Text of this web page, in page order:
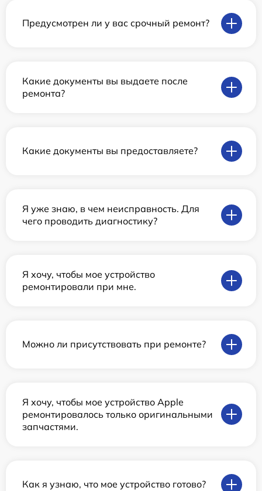
Предусмотрен ли у вас срочный ремонт?
Какие документы вы выдаете после
ремонта?
Какие документы вы предоставляете?
Я уже знаю, в чем неисправность. Для
чего проводить диагностику?
Я хочу, чтобы мое устройство
ремонтировали при мне.
Можно ли присутствовать при ремонте?
Я хочу, чтобы мое устройство Apple
ремонтировалось только оригинальными
запчастями.
Как я узнаю, что мое устройство готово?